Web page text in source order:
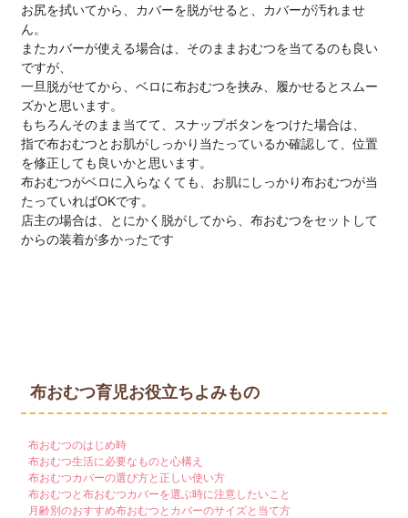
お尻を拭いてから、カバーを脱がせると、カバーが汚れませ
ん。
またカバーが使える場合は、そのままおむつを当てるのも良い
ですが、
一旦脱がせてから、ベロに布おむつを挟み、履かせるとスムー
ズかと思います。
もちろんそのまま当てて、スナップボタンをつけた場合は、
指で布おむつとお肌がしっかり当たっているか確認して、位置
を修正しても良いかと思います。
布おむつがベロに入らなくても、お肌にしっかり布おむつが当
たっていればOKです。
店主の場合は、とにかく脱がしてから、布おむつをセットして
からの装着が多かったです
布おむつ育児お役立ちよみもの
布おむつのはじめ時
布おむつ生活に必要なものと心構え
布おむつカバーの選び方と正しい使い方
布おむつと布おむつカバーを選ぶ時に注意したいこと
月齢別のおすすめ布おむつとカバーのサイズと当て方